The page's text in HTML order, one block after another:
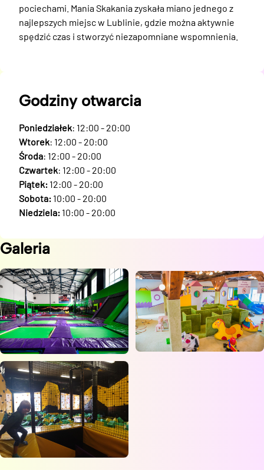
pociechami. Mania Skakania zyskała miano jednego z
najlepszych miejsc w Lublinie, gdzie można aktywnie
spędzić czas i stworzyć niezapomniane wspomnienia.
Godziny otwarcia
Poniedziałek: 12:00 - 20:00
Wtorek: 12:00 - 20:00
Środa: 12:00 - 20:00
Czwartek: 12:00 - 20:00
Piątek: 12:00 - 20:00
Sobota: 10:00 - 20:00
Niedziela: 10:00 - 20:00
Galeria